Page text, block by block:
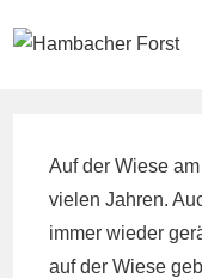
Inhalt
Auf der Wiese
vielen Jahren.
immer wieder
auf der Wiese